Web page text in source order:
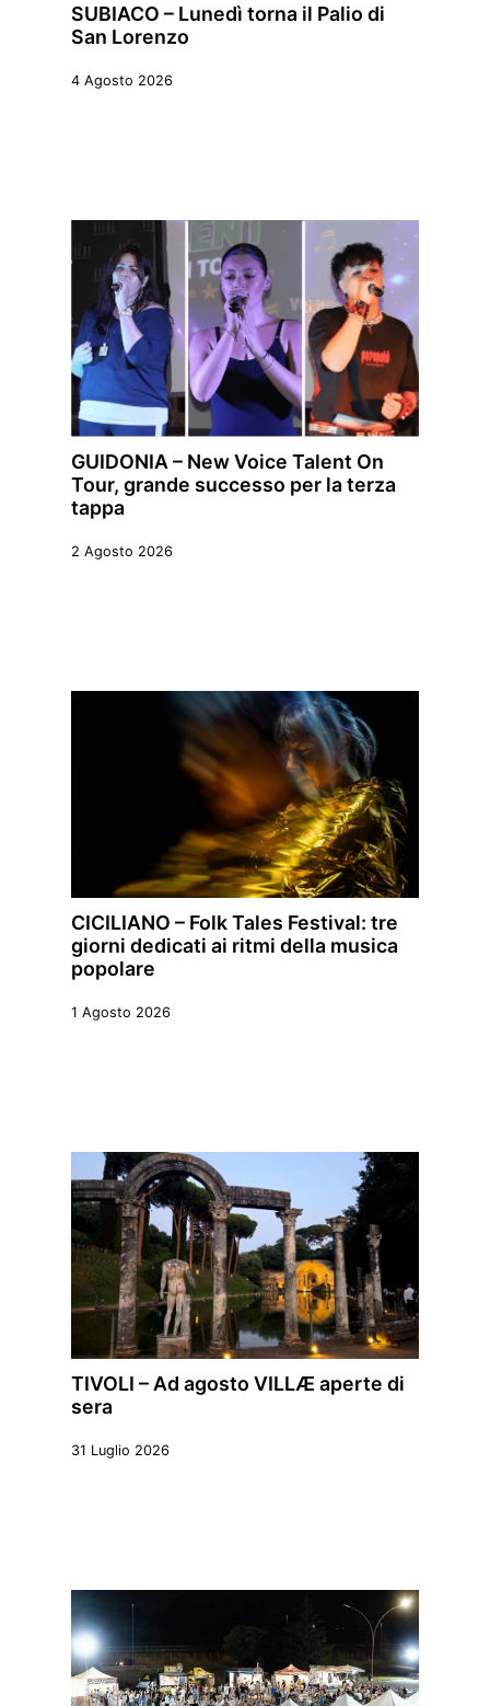
SUBIACO – Lunedì torna il Palio di
San Lorenzo
4 Agosto 2026
GUIDONIA – New Voice Talent On
Tour, grande successo per la terza
tappa
2 Agosto 2026
CICILIANO – Folk Tales Festival: tre
giorni dedicati ai ritmi della musica
popolare
1 Agosto 2026
TIVOLI – Ad agosto VILLÆ aperte di
sera
31 Luglio 2026